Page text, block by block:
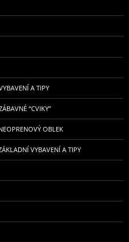
A TIPY
“CVIKY”
OBLEK
VYBAVENÍ A TIPY